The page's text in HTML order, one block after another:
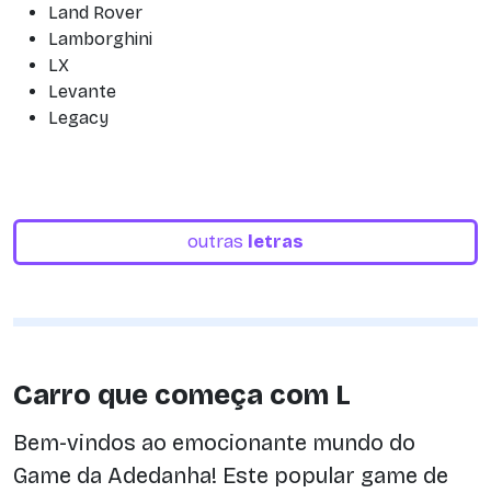
Land Rover
Lamborghini
LX
Levante
Legacy
outras letras
Carro que começa com L
Bem-vindos ao emocionante mundo do
Game da Adedanha! Este popular game de